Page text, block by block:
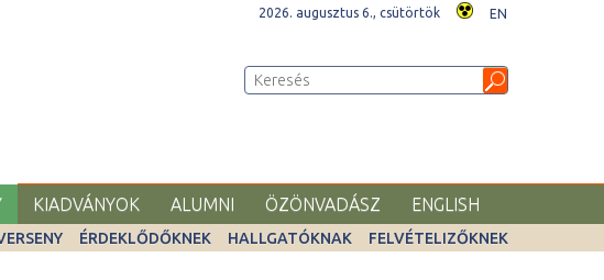
2026. augusztus 6., csütörtök EN
KIADVÁNYOK ALUMNI ÖZÖNVADÁSZ ENGLISH
ÉRDEKLŐDŐKNEK HALLGATÓKNAK FELVÉTELIZŐKNEK